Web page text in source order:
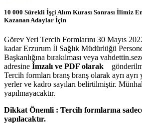
10 000 Sürekli İşçi Alım Kurası Sonrası İlimiz
Kazanan Adaylar İçin
Görev Yeri Tercih Formlarını 30 Mayıs
kadar Erzurum İl Sağlık Müdürlüğü
Başkanlığına bırakılması veya
adresine İmzalı ve PDF olarak
Tercih formları branş branş olarak ayrı ayrı
yerler ve kadro sayıları belirtilmiştir.
yapılmayacaktır.
Dikkat Önemli : Tercih formlarına
yapılacaktır.